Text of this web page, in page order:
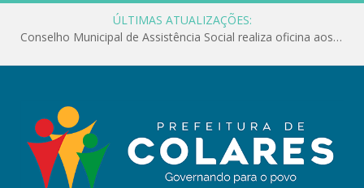
ÚLTIMAS ATUALIZAÇÕES:
Conselho Municipal de Assistência Social realiza oficina aos servidores